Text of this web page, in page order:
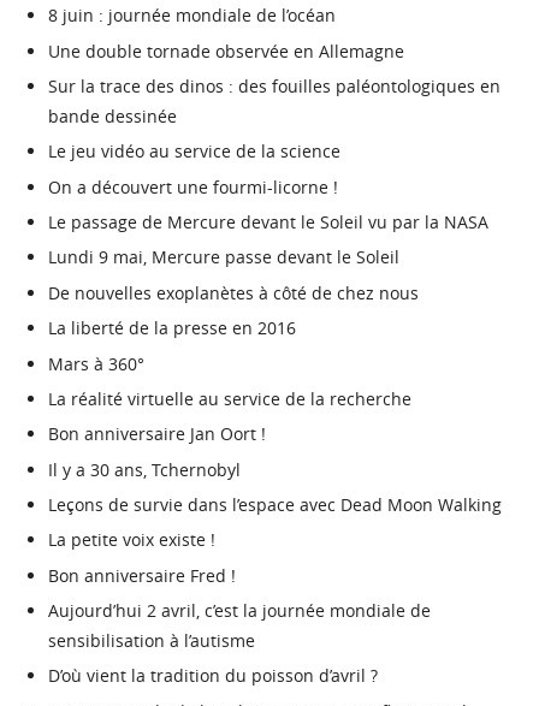
8 juin : journée mondiale de l’océan
Une double tornade observée en Allemagne
Sur la trace des dinos : des fouilles paléontologiques en
bande dessinée
Le jeu vidéo au service de la science
On a découvert une fourmi-licorne !
Le passage de Mercure devant le Soleil vu par la NASA
Lundi 9 mai, Mercure passe devant le Soleil
De nouvelles exoplanètes à côté de chez nous
La liberté de la presse en 2016
Mars à 360°
La réalité virtuelle au service de la recherche
Bon anniversaire Jan Oort !
Il y a 30 ans, Tchernobyl
Leçons de survie dans l’espace avec Dead Moon Walking
La petite voix existe !
Bon anniversaire Fred !
Aujourd’hui 2 avril, c’est la journée mondiale de
sensibilisation à l’autisme
D’où vient la tradition du poisson d’avril ?